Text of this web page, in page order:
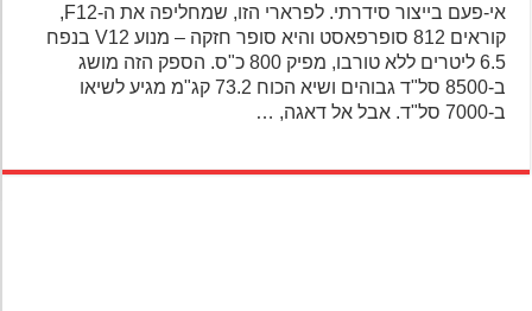
אי-פעם בייצור סידרתי. לפרארי הזו, שמחליפה את ה-F12,
קוראים 812 סופרפאסט והיא סופר חזקה – מנוע V12 בנפח
6.5 ליטרים ללא טורבו, מפיק 800 כ"ס. הספק הזה מושג
ב-8500 סל"ד גבוהים ושיא הכוח 73.2 קג"מ מגיע לשיאו